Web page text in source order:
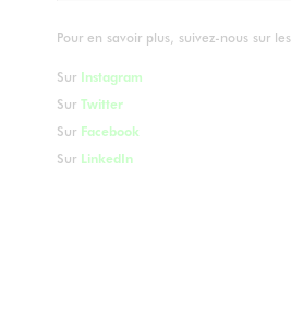
Pour en savoir plus, suivez-nous sur
Sur Instagram
Sur Twitter
Sur Facebook
Sur LinkedIn